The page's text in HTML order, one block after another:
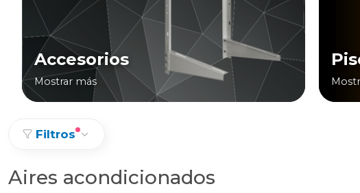
Accesorios
Mostrar más
Filtros
Aires acondicionados